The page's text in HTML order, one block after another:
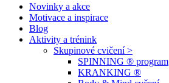
Novinky a akce
Motivace a inspirace
Blog
Aktivity a trénink
Skupinové cvičení >
SPINNING ® program
KRANKING ®